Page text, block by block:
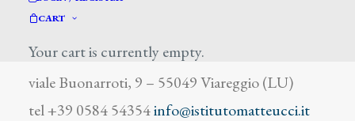
CART
Your cart is currently empty.
Istituto Matteucci
viale Buonarroti, 9 – 55049 Viareggio (LU)
tel +39 0584 54354info@istitutomatteucci.it